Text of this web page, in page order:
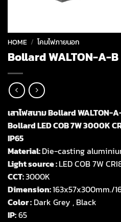
HOME / โคมไฟภายนอก
Bollard WALTON-A-B
เสาไฟสนาม Bollard WALTON-
Bollard LED COB 7W 3000K
IP65
Material:Die-casting
Light source :LED COB 7W
CCT:3000K
Dimension:163x57x300mm./
Color : Dark Grey , Black
IP:65